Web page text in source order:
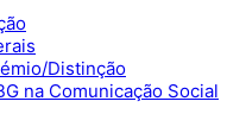
Distinção
na Comunicação Social